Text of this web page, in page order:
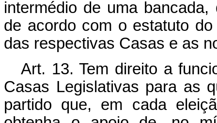
intermédio de uma
de acordo com o estatuto
das respectivas Casas e as
Art. 13. Tem direito a
Casas Legislativas para as
partido que, em cada